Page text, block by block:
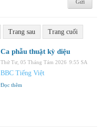
Trang sau Trang cuối
Ca phẫu thuật kỳ diệu
Thứ Tư, 05 Tháng Tám 2026 9:55 SA
BBC Tiếng Việt
Đọc thêm